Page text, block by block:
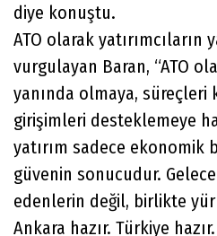
diye konuştu.
ATO olarak yatırımcıların
vurgulayan Baran, “ATO
yanında olmaya,
girişimleri desteklemeye
yatırım sadece ekonomik
güvenin sonucudur.
edenlerin değil, birlikte
Ankara hazır. Türkiye